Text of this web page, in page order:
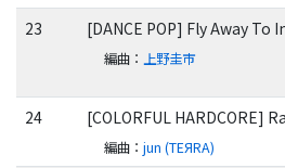
23 [DANCE POP] Fly Away To
編曲 ： 上野圭市
24 [COLORFUL
編曲 ：jun (TEЯRA)